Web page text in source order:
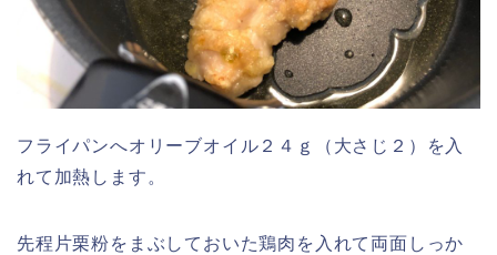
フライパンへオリーブオイル２４ｇ（大さじ２）を入
れて加熱します。
先程片栗粉をまぶしておいた鶏肉を入れて両面しっか